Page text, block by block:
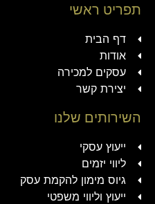
תפריט ראשי
דף הבית
אודות
עסקים למכירה
יצירת קשר
השירותים שלנו
ייעוץ עסקי
ליווי יזמים
גיוס מימון להקמת עסק
ייעוץ וליווי משפטי